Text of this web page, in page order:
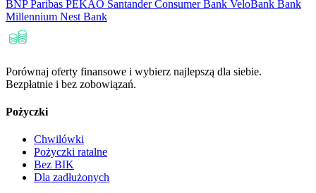
BNP Paribas PEKAO Santander Consumer Bank VeloBank Bank
Millennium Nest Bank
Porównaj oferty finansowe i wybierz najlepszą dla siebie.
Bezpłatnie i bez zobowiązań.
Pożyczki
Chwilówki
Pożyczki ratalne
Bez BIK
Dla zadłużonych